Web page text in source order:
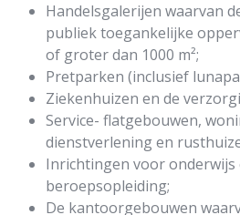
Handelsgalerijen waarvan
publiek toegankelijke
of groter dan 1000 m²;
Pretparken (inclusief
Ziekenhuizen en de
Service- flatgebouwen,
dienstverlening en
Inrichtingen voor onderwijs
beroepsopleiding;
De kantoorgebouwen